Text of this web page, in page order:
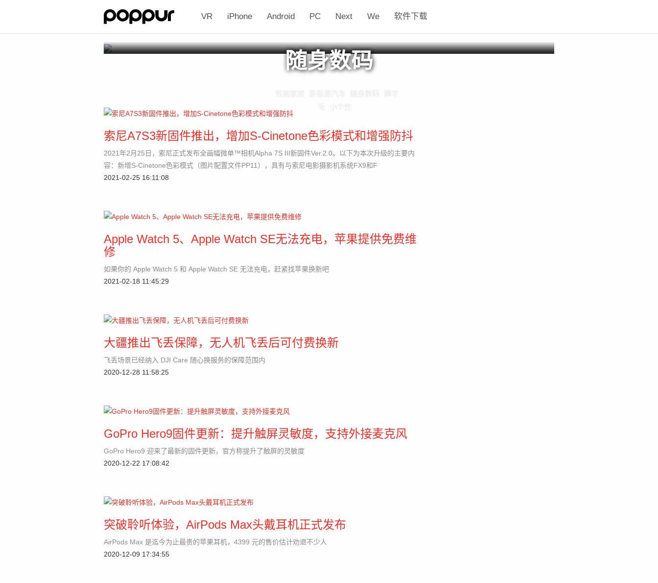
VR iPhone Android PC Next We 软件下载
随身数码
索尼A7S3新固件推出，增加S-Cinetone色彩模式和增强防抖
2021年2月25日，索尼正式发布全画幅微单™相机Alpha 7S III新固件Ver.2.0。以下为本次升级的主要内
容：新增S-Cinetone色彩模式（图片配置文件PP11），具有与索尼电影摄影机系统FX9和F
2021-02-25 16:11:08
Apple Watch 5、Apple Watch SE无法充电，苹果提供免费维
修
如果你的 Apple Watch 5 和 Apple Watch SE 无法充电，赶紧找苹果换新吧
2021-02-18 11:45:29
大疆推出飞丢保障，无人机飞丢后可付费换新
飞丢场景已经纳入 DJI Care 随心换服务的保障范围内
2020-12-28 11:58:25
GoPro Hero9固件更新：提升触屏灵敏度，支持外接麦克风
GoPro Hero9 迎来了最新的固件更新，官方称提升了触屏的灵敏度
2020-12-22 17:08:42
突破聆听体验，AirPods Max头戴耳机正式发布
AirPods Max 是迄今为止最贵的苹果耳机，4399 元的售价估计劝退不少人
2020-12-09 17:34:55